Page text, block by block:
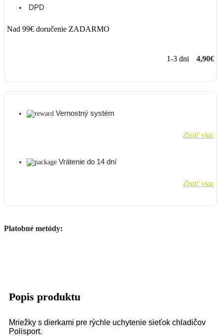
DPD
Nad 99€ doručenie ZADARMO
1-3 dni 4,90€
Vernostný systém
Zistiť viac
Vrátenie do 14 dní
Zistiť viac
Platobné metódy:
Popis produktu
Mriežky s dierkami pre rýchle uchytenie sieťok chladičov
Polisport.